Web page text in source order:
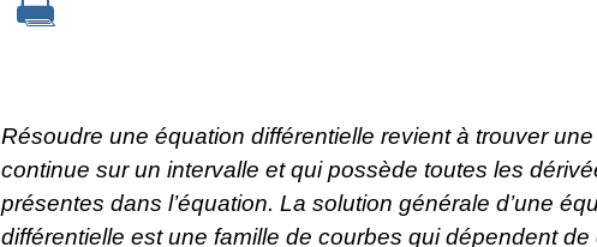
Résoudre une équation différentielle revient à trouver
continue sur un intervalle et qui possède toutes les
présentes dans l’équation. La solution générale d’une
différentielle est une famille de courbes qui dépendent de